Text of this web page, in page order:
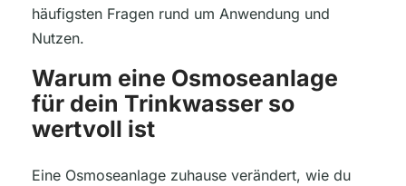
häufigsten Fragen rund um Anwendung und
Nutzen.
Warum eine Osmoseanlage
für dein Trinkwasser so
wertvoll ist
Eine Osmoseanlage zuhause verändert, wie du